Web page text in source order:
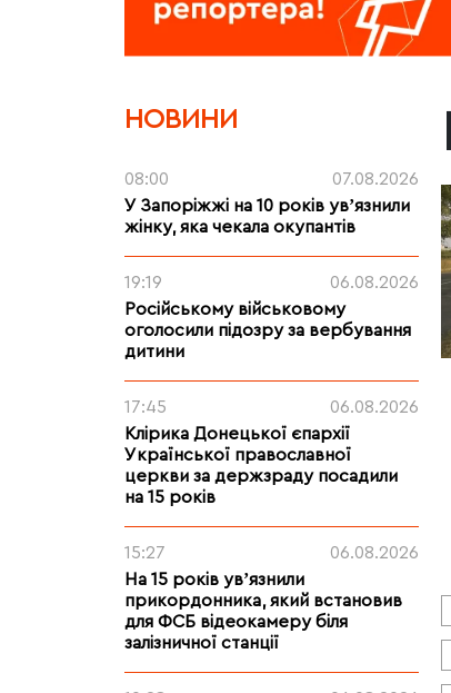
НОВИНИ
08:00
07.08.2026
У Запоріжжі на 10 років увʼязнили
жінку, яка чекала окупантів
19:19
06.08.2026
Російському військовому
оголосили підозру за вербування
дитини
17:45
06.08.2026
Клірика Донецької єпархії
Української православної
церкви за держзраду посадили
на 15 років
15:27
06.08.2026
На 15 років увʼязнили
прикордонника, який встановив
для ФСБ відеокамеру біля
залізничної станції